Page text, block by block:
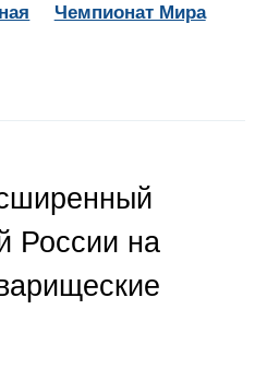
Чемпионат Мира
России на